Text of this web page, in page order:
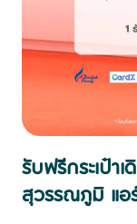
รับฟรีกระเป๋า
สุวรรณภูมิ แ